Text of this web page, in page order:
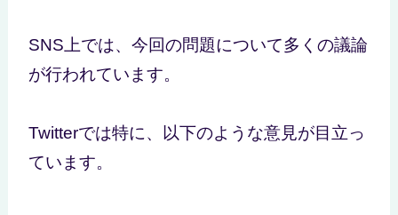
SNS上では、今回の問題について多くの議論
が行われています。
Twitterでは特に、以下のような意見が目立っ
ています。